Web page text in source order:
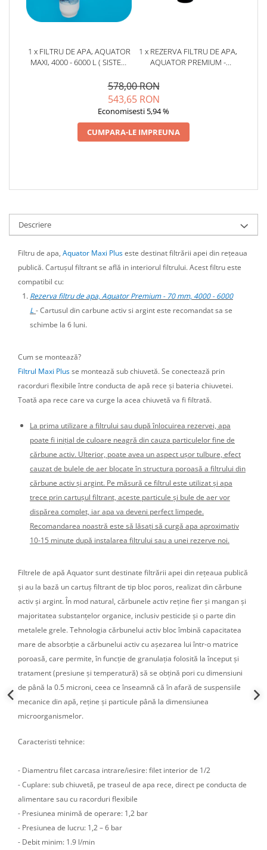
1 x FILTRU DE APA, AQUATOR
MAXI, 4000 - 6000 L ( SISTEM
1 x REZERVA FILTRU DE APA,
AQUATOR PREMIUM -
578,00 RON
543,65 RON
Economisesti 5,94 %
CUMPARA-LE IMPREUNA
Descriere
Filtru de apa, Aquator Maxi Pluseste destinat filtrării apei din rețeaua
publică. Cartușul filtrant se află in interiorul filtrului. Acest filtru este
compatibil cu:
Rezerva filtru de apa, Aquator Premium - 70 mm, 4000 - 6000
L - Cartusul din carbune activ si argint este recomandat sa se
schimbe la 6 luni.
Cum se montează?
Filtrul Maxi Plusse montează sub chiuvetă. Se conectează prin
racorduri flexibile între conducta de apă rece și bateria chiuvetei.
Toată apa rece care va curge la acea chiuvetă va fi filtrată.
La prima utilizare a filtrului sau după înlocuirea rezervei, apa
poate fi inițial de culoare neagră din cauza particulelor fine de
cărbune activ. Ulterior, poate avea un aspect ușor tulbure, efect
cauzat de bulele de aer blocate în structura poroasă a filtrului din
cărbune activ și argint. Pe măsură ce filtrul este utilizat și apa
trece prin cartușul filtrant, aceste particule și bule de aer vor
dispărea complet, iar apa va deveni perfect limpede.
Recomandarea noastră este să lăsați să curgă apa aproximativ
10-15 minute după instalarea filtrului sau a unei rezerve noi.
Filtrele de apă Aquator sunt destinate filtrării apei din rețeaua publică
și au la bază un cartuș filtrant de tip bloc poros, realizat din cărbune
activ și argint. În mod natural, cărbunele activ reține fier și mangan și
majoritatea substanțelor organice, inclusiv pesticide și o parte din
metalele grele. Tehnologia cărbunelui activ bloc îmbină capacitatea
mare de absorbție a cărbunelui activ cu așezarea lui într-o matrice
poroasă, care permite, în funcție de granulația folosită la început și
tratament (presiune și temperatură) să se obțină pori cu dimensiuni
de până la 0.5 microni, ceea ce înseamnă că în afară de suspensiile
mecanice din apă, reține și particule până la dimensiunea
microorganismelor.
Caracteristi tehnice:
- Diamentru filet carcasa intrare/iesire: filet interior de 1/2
- Cuplare: sub chiuvetă, pe traseul de apa rece, direct pe conducta de
alimentare sau cu racorduri flexibile
- Presiunea minimă de operare: 1,2 bar
- Presiunea de lucru: 1,2 – 6 bar
- Debit minim: 1.9 l/min